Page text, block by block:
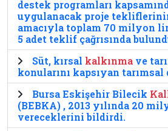
destek programları
uygulanacak proje
amacıyla toplam 70 milyon
5 adet teklif çağrısında
Süt, kırsal kalkınma ve
konularını kapsıyan
Bursa Eskişehir Bilecik
(BEBKA) , 2013 yılında 20
vereceklerini bildirdi.